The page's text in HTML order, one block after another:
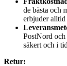
de bästa och
erbjuder alltid
PostNord
säkert och i
Retur: